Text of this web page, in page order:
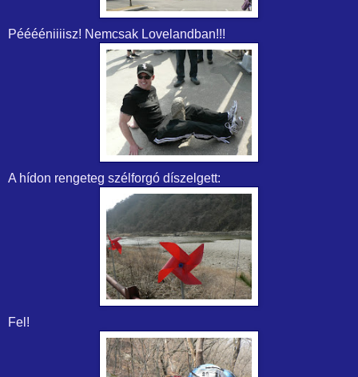
Pééééniiiisz! Nemcsak Lovelandban!!!
A hídon rengeteg szélforgó díszelgett:
Fel!